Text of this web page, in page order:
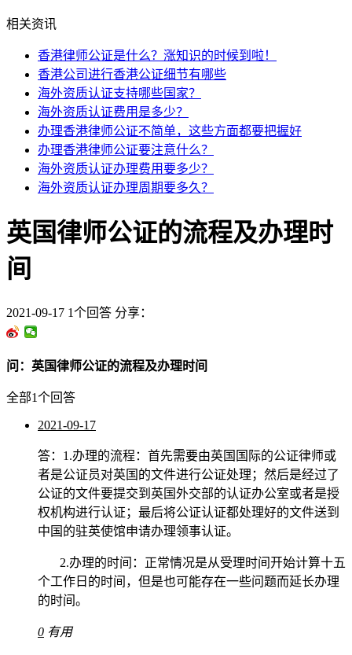
相关资讯
香港律师公证是什么？涨知识的时候到啦！
香港公司进行香港公证细节有哪些
海外资质认证支持哪些国家？
海外资质认证费用是多少？
办理香港律师公证不简单，这些方面都要把握好
办理香港律师公证要注意什么？
海外资质认证办理费用要多少？
海外资质认证办理周期要多久？
英国律师公证的流程及办理时
间
2021-09-17 1个回答 分享：
问：英国律师公证的流程及办理时间
全部1个回答
2021-09-17
答： 1.办理的流程：首先需要由英国国际的公证律师或
者是公证员对英国的文件进行公证处理；然后是经过了
公证的文件要提交到英国外交部的认证办公室或者是授
权机构进行认证；最后将公证认证都处理好的文件送到
中国的驻英使馆申请办理领事认证。
2.办理的时间：正常情况是从受理时间开始计算十五
个工作日的时间，但是也可能存在一些问题而延长办理
的时间。
0 有用